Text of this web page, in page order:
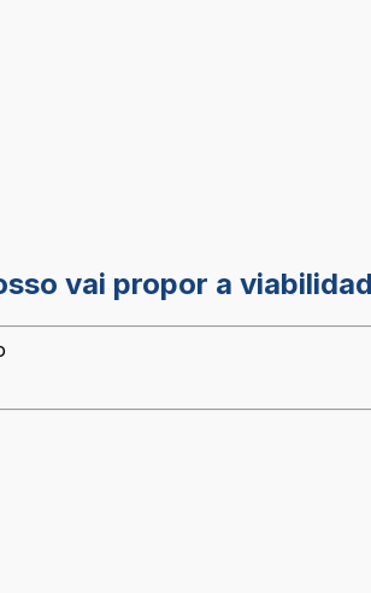
vai propor a